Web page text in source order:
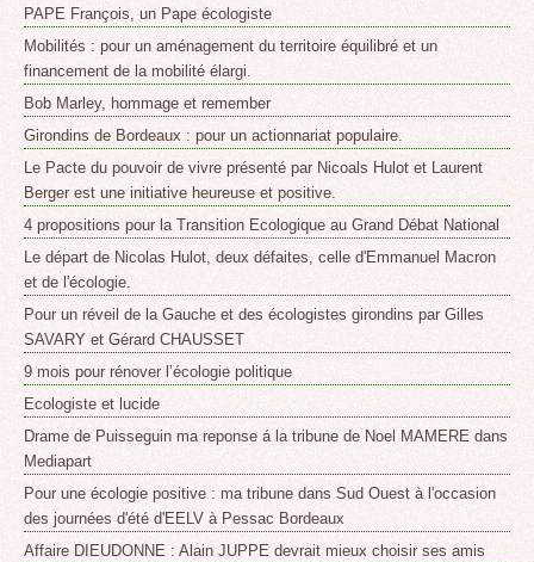
PAPE François, un Pape écologiste
Mobilités : pour un aménagement du territoire équilibré et un
financement de la mobilité élargi.
Bob Marley, hommage et remember
Girondins de Bordeaux : pour un actionnariat populaire.
Le Pacte du pouvoir de vivre présenté par Nicoals Hulot et Laurent
Berger est une initiative heureuse et positive.
4 propositions pour la Transition Ecologique au Grand Débat National
Le départ de Nicolas Hulot, deux défaites, celle d'Emmanuel Macron
et de l'écologie.
Pour un réveil de la Gauche et des écologistes girondins par Gilles
SAVARY et Gérard CHAUSSET
9 mois pour rénover l’écologie politique
Ecologiste et lucide
Drame de Puisseguin ma reponse á la tribune de Noel MAMERE dans
Mediapart
Pour une écologie positive : ma tribune dans Sud Ouest à l'occasion
des journées d'été d'EELV à Pessac Bordeaux
Affaire DIEUDONNE : Alain JUPPE devrait mieux choisir ses amis